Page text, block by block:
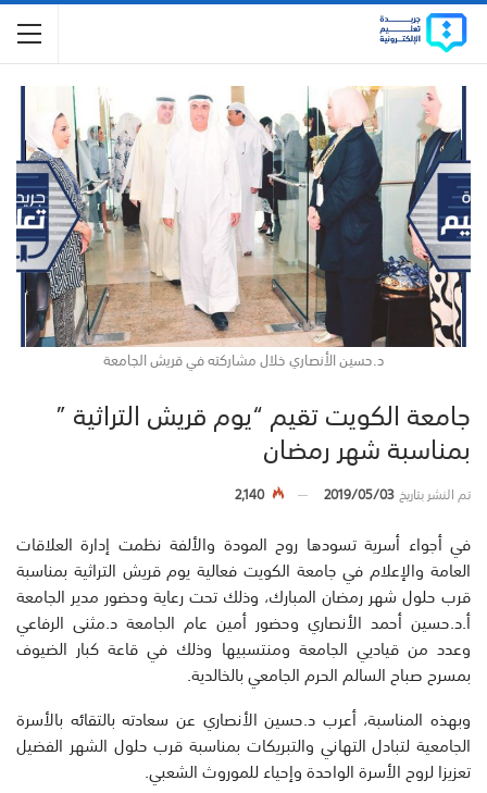
د.حسين الأنصاري خلال مشاركته في قريش الجامعة
جامعة الكويت تقيم “يوم قريش التراثية ”
بمناسبة شهر رمضان
تم النشر بتاريخ2019/05/03
2,140
في أجواء أسرية تسودها روح المودة والألفة نظمت إدارة العلاقات
العامة والإعلام في جامعة الكويت فعالية يوم قريش التراثية بمناسبة
قرب حلول شهر رمضان المبارك، وذلك تحت رعاية وحضور مدير الجامعة
أ.د.حسين أحمد الأنصاري وحضور أمين عام الجامعة د.مثنى الرفاعي
وعدد من قياديي الجامعة ومنتسبيها وذلك في قاعة كبار الضيوف
بمسرح صباح السالم الحرم الجامعي بالخالدية.
وبهذه المناسبة، أعرب د.حسين الأنصاري عن سعادته بالتقائه بالأسرة
الجامعية لتبادل التهاني والتبريكات بمناسبة قرب حلول الشهر الفضيل
تعزيزا لروح الأسرة الواحدة وإحياء للموروث الشعبي.